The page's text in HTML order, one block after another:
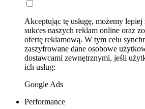
Akceptując tę usługę, możemy
sukces naszych reklam online oraz
ofertę reklamową. W tym celu
zaszyfrowane dane osobowe
dostawcami zewnętrznymi, jeśli
ich usług:
Google Ads
Performance